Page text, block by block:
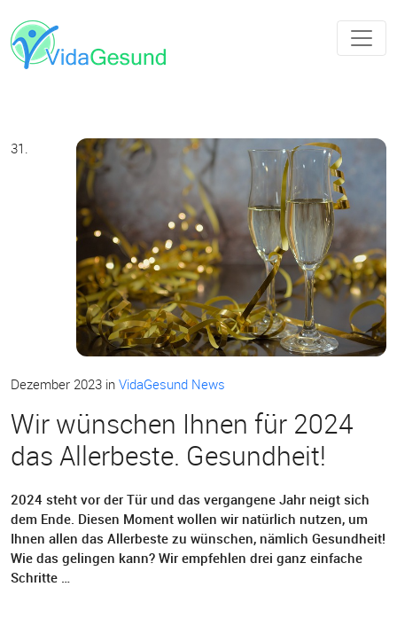
31.
Dezember 2023 in VidaGesund News
Wir wünschen Ihnen für 2024
das Allerbeste. Gesundheit!
2024 steht vor der Tür und das vergangene Jahr neigt sich
dem Ende. Diesen Moment wollen wir natürlich nutzen, um
Ihnen allen das Allerbeste zu wünschen, nämlich Gesundheit!
Wie das gelingen kann? Wir empfehlen drei ganz einfache
Schritte …